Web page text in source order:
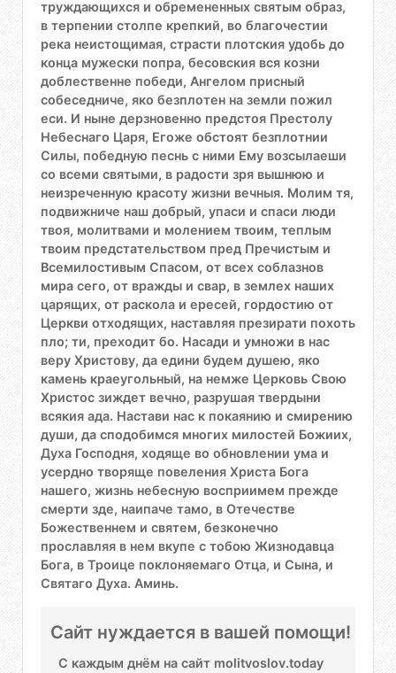
труждающихся и обремененных святым образ,
в терпении столпе крепкий, во благочестии
река неистощимая, страсти плотския удобь до
конца мужески попра, бесовския вся козни
доблественне победи, Ангелом присный
собеседниче, яко безплотен на земли пожил
еси. И ныне дерзновенно предстоя Престолу
Небеснаго Царя, Егоже обстоят безплотнии
Силы, победную песнь с ними Ему возсылаеши
со всеми святыми, в радости зря вышнюю и
неизреченную красоту жизни вечныя. Молим тя,
подвижниче наш добрый, упаси и спаси люди
твоя, молитвами и молением твоим, теплым
твоим предстательством пред Пречистым и
Всемилостивым Спасом, от всех соблазнов
мира сего, от вражды и свар, в землех наших
царящих, от раскола и ересей, гордостию от
Церкви отходящих, наставляя презирати похоть
пло; ти, преходит бо. Насади и умножи в нас
веру Христову, да едини будем душею, яко
камень краеугольный, на немже Церковь Свою
Христос зиждет вечно, разрушая твердыни
всякия ада. Настави нас к покаянию и смирению
души, да сподобимся многих милостей Божиих,
Духа Господня, ходяще во обновлении ума и
усердно творяще повеления Христа Бога
нашего, жизнь небесную восприимем прежде
смерти зде, наипаче тамо, в Отечестве
Божественнем и святем, безконечно
прославляя в нем вкупе с тобою Жизнодавца
Бога, в Троице поклоняемаго Отца, и Сына, и
Святаго Духа. Аминь.
Сайт нуждается в вашей помощи!
С каждым днём на сайт molitvoslov.today